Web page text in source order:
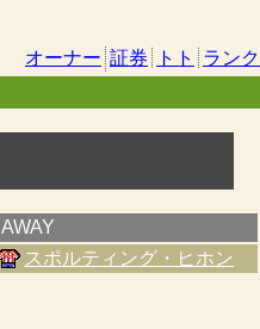
オーナー 証券 トト
ランク
AWAY
スポルティング・ヒホン